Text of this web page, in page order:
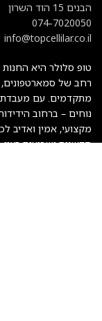
הבנים 15 הוד השרון
074-7020050
info@topcellilar.co.il
טופ סלולר היא
רחב של סמארטפונים,
מתקדמים. עם מעבדת
מקצועי, אמין ואדיב
חדשנות ושביעות